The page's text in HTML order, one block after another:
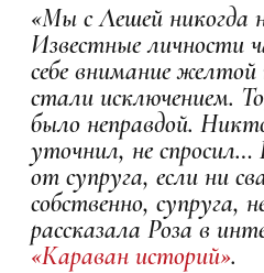
«Мы с Лешей никогда
Известные личности
себе внимание
стали исключением.
было неправдой.
уточнил, не
от супруга, если ни
собственно, супруга,
рассказала Роза в
«Караван историй».